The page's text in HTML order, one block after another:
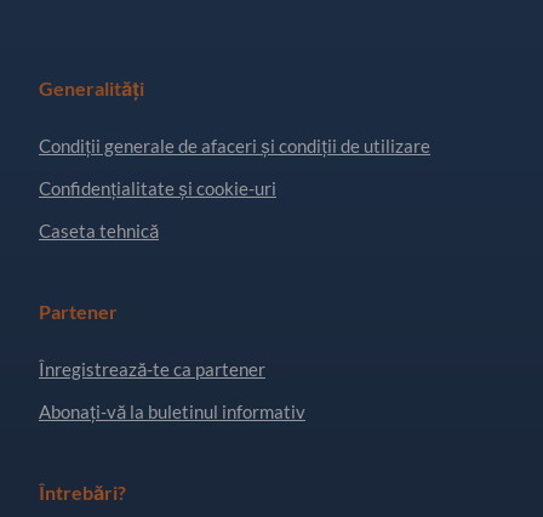
Generalități
Condiţii generale de afaceri și condiții de utilizare
Confidențialitate și cookie-uri
Caseta tehnică
Partener
Înregistrează-te ca partener
Abonați-vă la buletinul informativ
Întrebări?